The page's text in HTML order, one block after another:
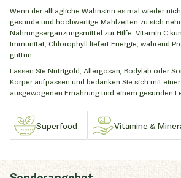
Wenn der alltägliche Wahnsinn es mal wieder
gesunde und hochwertige Mahlzeiten zu sich
Nahrungsergänzungsmittel zur Hilfe. Vitamin C
Immunität, Chlorophyll liefert Energie, während
guttun.
Lassen Sie Nutrigold, Allergosan, Bodylab oder
Körper aufpassen und bedanken Sie sich mit
ausgewogenen Ernährung und einem gesunden
Superfood Vitamine &